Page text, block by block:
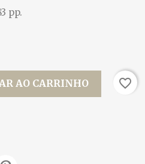
pp.
AO CARRINHO favorite_border